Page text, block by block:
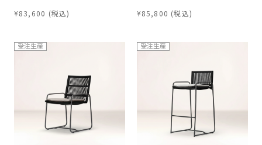
¥83,600 (税込) ¥85,800 (税込)
受注生産 受注生産